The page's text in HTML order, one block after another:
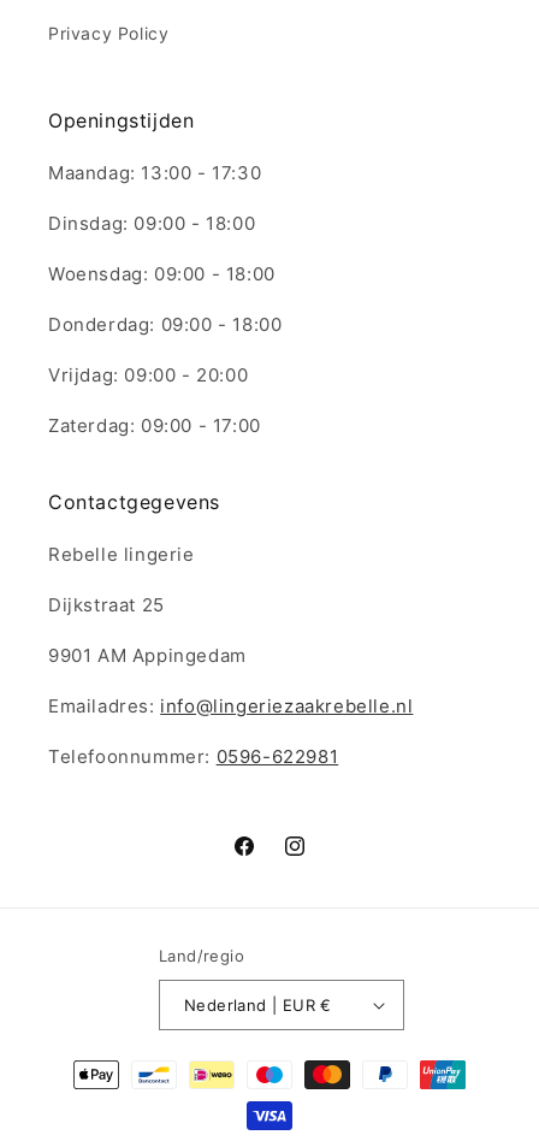
Privacy Policy
Openingstijden
Maandag: 13:00 - 17:30
Dinsdag: 09:00 - 18:00
Woensdag: 09:00 - 18:00
Donderdag: 09:00 - 18:00
Vrijdag: 09:00 - 20:00
Zaterdag: 09:00 - 17:00
Contactgegevens
Rebelle lingerie
Dijkstraat 25
9901 AM Appingedam
Emailadres: info@lingeriezaakrebelle.nl
Telefoonnummer: 0596-622981
FacebookInstagram
Land/regio
Nederland | EUR €
Betaalmethoden